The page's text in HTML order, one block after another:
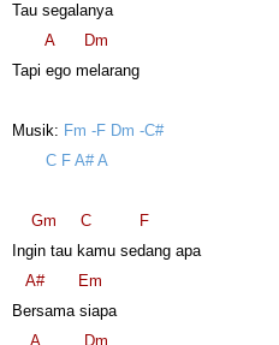
Tau segalanya
A
Dm
Tapi ego melarang
Musik: Fm -F Dm -C#
C F A# A
Gm C
F
Ingin tau kamu sedang apa
A#
Em
Bersama siapa
A
Dm